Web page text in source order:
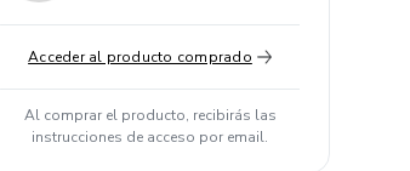
Acceder al producto comprado
Al comprar el producto, recibirás las
instrucciones de acceso por email.